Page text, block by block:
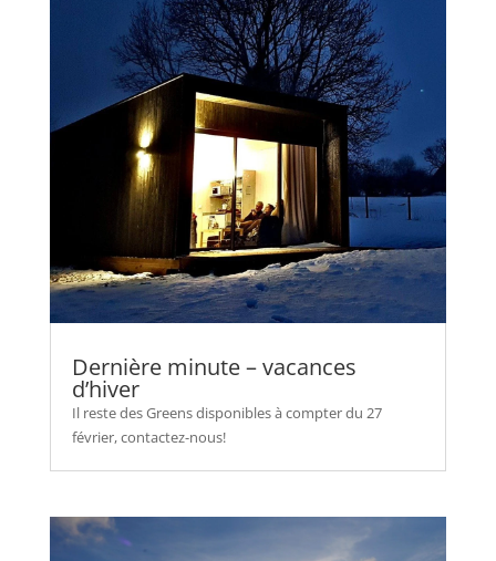
Dernière minute – vacances
d’hiver
Il reste des Greens disponibles à compter du 27
février, contactez-nous!